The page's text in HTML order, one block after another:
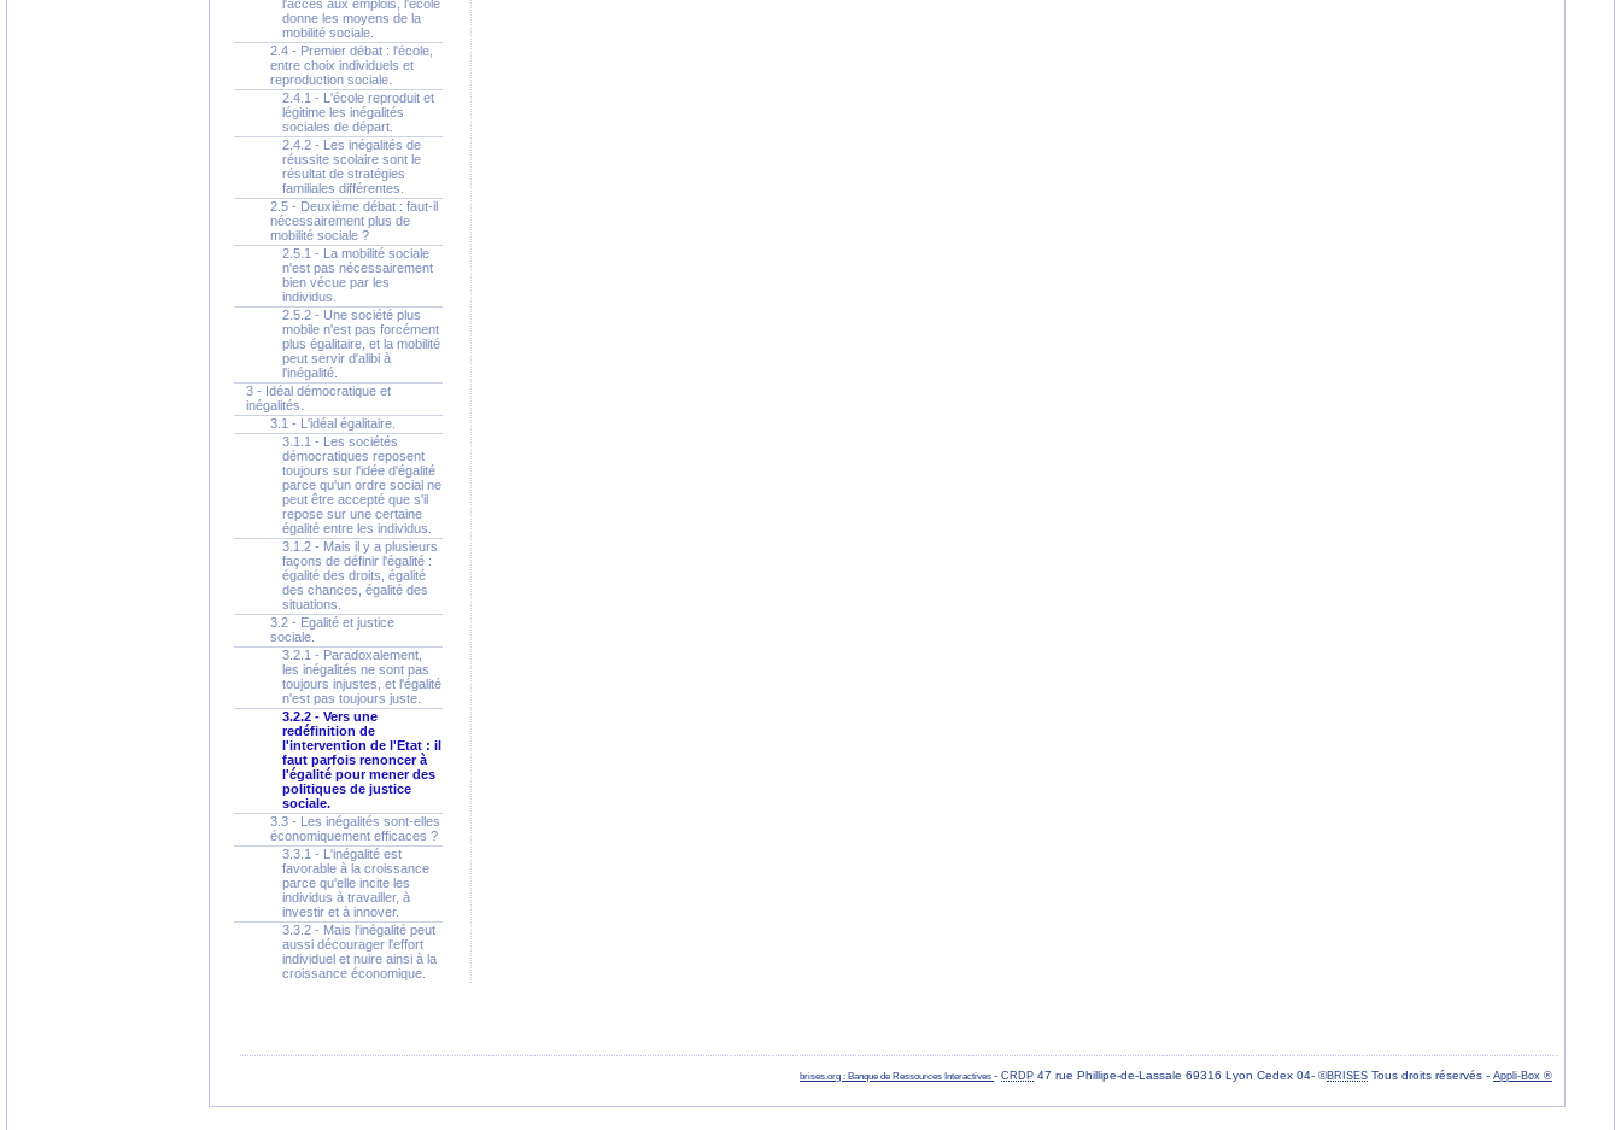
l'accès aux emplois, l'école
donne les moyens de la
mobilité sociale.
2.4 - Premier débat : l'école,
entre choix individuels et
reproduction sociale.
2.4.1 - L'école reproduit et
légitime les inégalités
sociales de départ.
2.4.2 - Les inégalités de
réussite scolaire sont le
résultat de stratégies
familiales différentes.
2.5 - Deuxième débat : faut-il
nécessairement plus de
mobilité sociale ?
2.5.1 - La mobilité sociale
n'est pas nécessairement
bien vécue par les
individus.
2.5.2 - Une société plus
mobile n'est pas forcément
plus égalitaire, et la mobilité
peut servir d'alibi à
l'inégalité.
3 - Idéal démocratique et
inégalités.
3.1 - L'idéal égalitaire.
3.1.1 - Les sociétés
démocratiques reposent
toujours sur l'idée d'égalité
parce qu'un ordre social ne
peut être accepté que s'il
repose sur une certaine
égalité entre les individus.
3.1.2 - Mais il y a plusieurs
façons de définir l'égalité :
égalité des droits, égalité
des chances, égalité des
situations.
3.2 - Egalité et justice
sociale.
3.2.1 - Paradoxalement,
les inégalités ne sont pas
toujours injustes, et l'égalité
n'est pas toujours juste.
3.2.2 - Vers une
redéfinition de
l'intervention de l'Etat : il
faut parfois renoncer à
l'égalité pour mener des
politiques de justice
sociale.
3.3 - Les inégalités sont-elles
économiquement efficaces ?
3.3.1 - L'inégalité est
favorable à la croissance
parce qu'elle incite les
individus à travailler, à
investir et à innover.
3.3.2 - Mais l'inégalité peut
aussi décourager l'effort
individuel et nuire ainsi à la
croissance économique.
brises.org : Banque de Ressources Interactives - CRDP 47 rue Phillipe-de-Lassale 69316 Lyon Cedex 04- ©BRISES Tous droits réservés - Appli-Box ®